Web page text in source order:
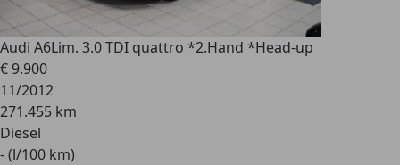
Audi A6Lim. 3.0 TDI quattro *2.Hand *Head-up
€ 9.900
11/2012
271.455 km
Diesel
- (l/100 km)